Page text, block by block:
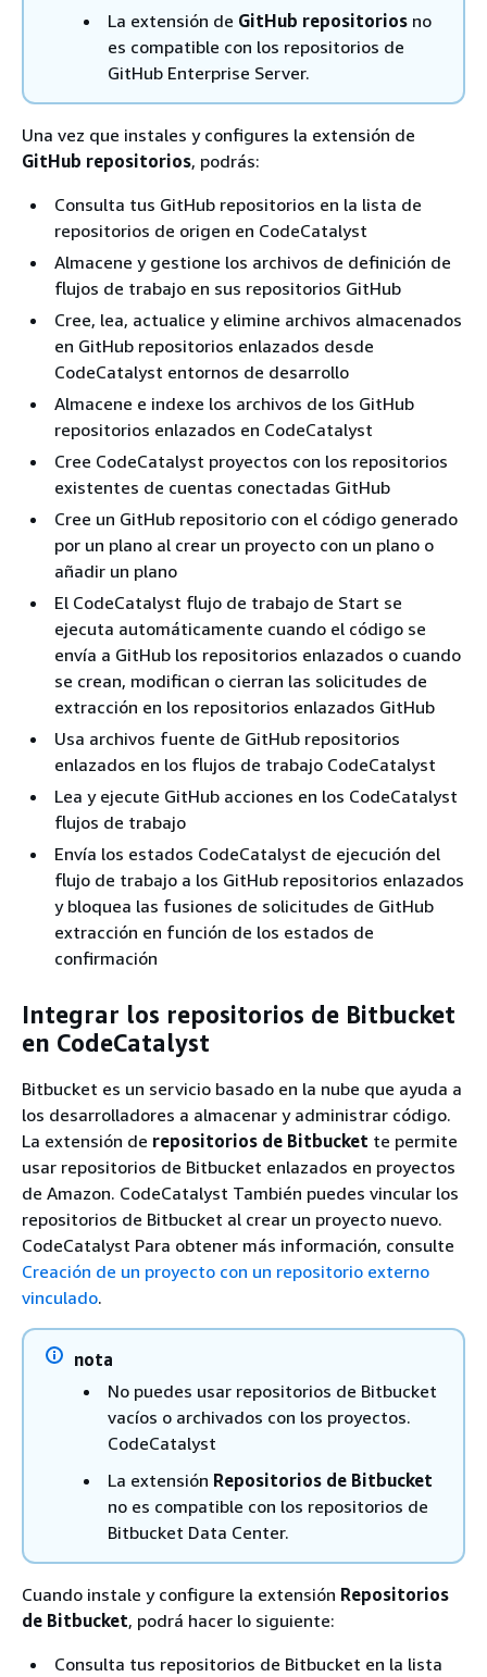
La extensión de GitHub repositorios no
es compatible con los repositorios de
GitHub Enterprise Server.
Una vez que instales y configures la extensión de
GitHub repositorios, podrás:
Consulta tus GitHub repositorios en la lista de
repositorios de origen en CodeCatalyst
Almacene y gestione los archivos de definición de
flujos de trabajo en sus repositorios GitHub
Cree, lea, actualice y elimine archivos almacenados
en GitHub repositorios enlazados desde
CodeCatalyst entornos de desarrollo
Almacene e indexe los archivos de los GitHub
repositorios enlazados en CodeCatalyst
Cree CodeCatalyst proyectos con los repositorios
existentes de cuentas conectadas GitHub
Cree un GitHub repositorio con el código generado
por un plano al crear un proyecto con un plano o
añadir un plano
El CodeCatalyst flujo de trabajo de Start se
ejecuta automáticamente cuando el código se
envía a GitHub los repositorios enlazados o cuando
se crean, modifican o cierran las solicitudes de
extracción en los repositorios enlazados GitHub
Usa archivos fuente de GitHub repositorios
enlazados en los flujos de trabajo CodeCatalyst
Lea y ejecute GitHub acciones en los CodeCatalyst
flujos de trabajo
Envía los estados CodeCatalyst de ejecución del
flujo de trabajo a los GitHub repositorios enlazados
y bloquea las fusiones de solicitudes de GitHub
extracción en función de los estados de
confirmación
Integrar los repositorios de Bitbucket
en CodeCatalyst
Bitbucket es un servicio basado en la nube que ayuda a
los desarrolladores a almacenar y administrar código.
La extensión de repositorios de Bitbucket te permite
usar repositorios de Bitbucket enlazados en proyectos
de Amazon. CodeCatalyst También puedes vincular los
repositorios de Bitbucket al crear un proyecto nuevo.
CodeCatalyst Para obtener más información, consulte
Creación de un proyecto con un repositorio externo
vinculado.
nota
No puedes usar repositorios de Bitbucket
vacíos o archivados con los proyectos.
CodeCatalyst
La extensión Repositorios de Bitbucket
no es compatible con los repositorios de
Bitbucket Data Center.
Cuando instale y configure la extensión Repositorios
de Bitbucket, podrá hacer lo siguiente:
Consulta tus repositorios de Bitbucket en la lista